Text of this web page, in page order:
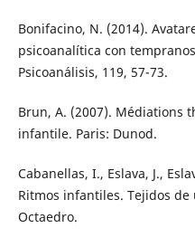
Bonifacino, N. (2014).
psicoanalítica con
Psicoanálisis, 119, 57-73.
Brun, A. (2007). Médiations
infantile. Paris: Dunod.
Cabanellas, I., Eslava, J.,
Ritmos infantiles. Tejidos
Octaedro.